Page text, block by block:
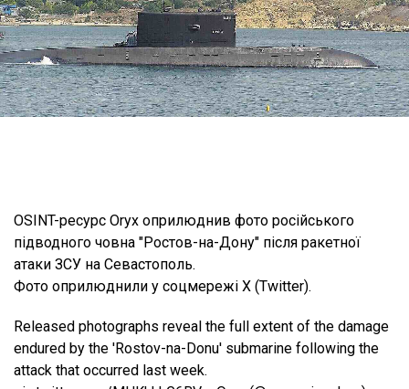
OSINT-ресурс Oryx оприлюднив фото російського
підводного човна "Ростов-на-Дону" після ракетної
атаки ЗСУ на Севастополь.
Фото оприлюднили у соцмережі X (Twitter).
Released photographs reveal the full extent of the damage
endured by the 'Rostov-na-Donu' submarine following the
attack that occurred last week.